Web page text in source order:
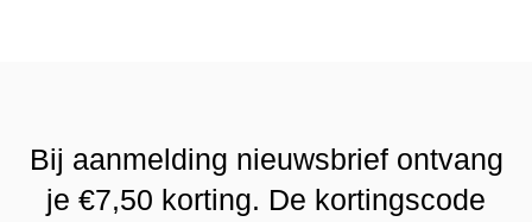
Bij aanmelding nieuwsbrief ontvang
je €7,50 korting. De kortingscode